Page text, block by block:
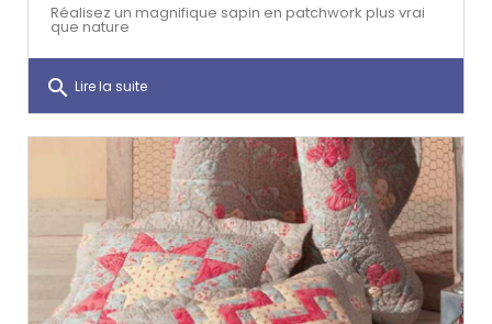
Réalisez un magnifique sapin en patchwork plus vrai
que nature
search Lire la suite